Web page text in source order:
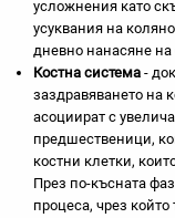
усложнения като
усуквания на
дневно нанасяне
Костна система -
заздравяването на
асоциират с
предшественици,
костни клетки,
През по-късната
процеса, чрез